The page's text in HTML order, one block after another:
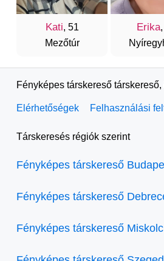
Kati, 51
Mezőtúr
Erika
Fényképes társkereső
Elérhetőségek Felhasználási
Társkeresés régiók szerint
Fényképes társkereső
Fényképes társkereső
Fényképes társkereső Miskolc